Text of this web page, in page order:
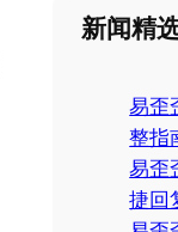
a
r
新闻精
易歪
整指
易歪
捷回